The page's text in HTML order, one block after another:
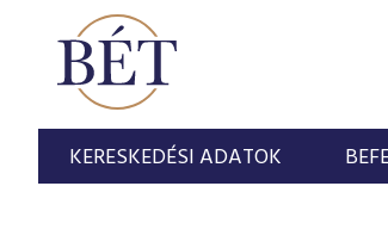
KERESKEDÉSI ADATOK